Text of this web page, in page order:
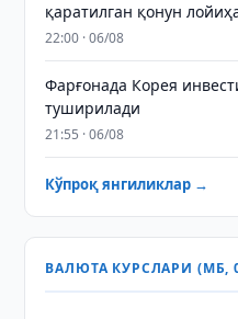
қаратилган қонун
22:00 · 06/08
Фарғонада Корея
туширилади
21:55 · 06/08
Кўпроқ янгиликлар →
ВАЛЮТА КУРСЛАРИ (МБ,